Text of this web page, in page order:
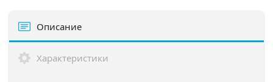
Описание
Характеристики